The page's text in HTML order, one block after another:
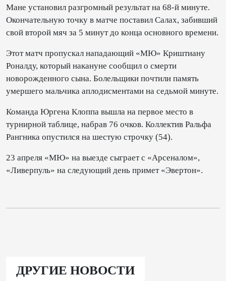
Мане установил разгромный результат на 68-й минуте.
Окончательную точку в матче поставил Салах, забивший
свой второй мяч за 5 минут до конца основного времени.
Этот матч пропускал нападающий «МЮ» Криштиану
Роналду, который накануне сообщил о смерти
новорожденного сына. Болельщики почтили память
умершего мальчика аплодисментами на седьмой минуте.
Команда Юргена Клоппа вышла на первое место в
турнирной таблице, набрав 76 очков. Коллектив Ральфа
Рангника опустился на шестую строчку (54).
23 апреля «МЮ» на выезде сыграет с «Арсеналом»,
«Ливерпуль» на следующий день примет «Эвертон».
ДРУГИЕ НОВОСТИ